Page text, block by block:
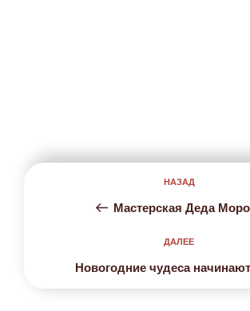
Навигация
Предыдущая
запись:
НАЗАД
Мастерская Деда
Следующая
запись
ДАЛЕЕ
Новогодние чудеса